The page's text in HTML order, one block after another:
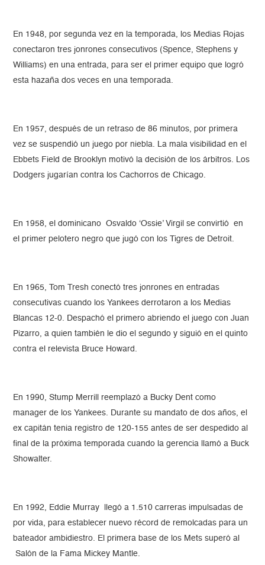
En 1948, por segunda vez en la temporada, los Medias Rojas
conectaron tres jonrones consecutivos (Spence, Stephens y
Williams) en una entrada, para ser el primer equipo que logró
esta hazaña dos veces en una temporada.
En 1957, después de un retraso de 86 minutos, por primera
vez se suspendió un juego por niebla. La mala visibilidad en el
Ebbets Field de Brooklyn motivó la decisión de los árbitros. Los
Dodgers jugarían contra los Cachorros de Chicago.
En 1958, el dominicano Osvaldo ‘Ossie’ Virgil se convirtió en
el primer pelotero negro que jugó con los Tigres de Detroit.
En 1965, Tom Tresh conectó tres jonrones en entradas
consecutivas cuando los Yankees derrotaron a los Medias
Blancas 12-0. Despachó el primero abriendo el juego con Juan
Pizarro, a quien también le dio el segundo y siguió en el quinto
contra el relevista Bruce Howard.
En 1990, Stump Merrill reemplazó a Bucky Dent como
manager de los Yankees. Durante su mandato de dos años, el
ex capitán tenia registro de 120-155 antes de ser despedido al
final de la próxima temporada cuando la gerencia llamó a Buck
Showalter.
En 1992, Eddie Murray llegó a 1.510 carreras impulsadas de
por vida, para establecer nuevo récord de remolcadas para un
bateador ambidiestro. El primera base de los Mets superó al
Salón de la Fama Mickey Mantle.